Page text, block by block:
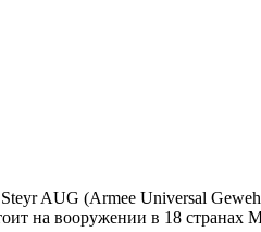
AUG (Armee Universal
на вооружении в 18